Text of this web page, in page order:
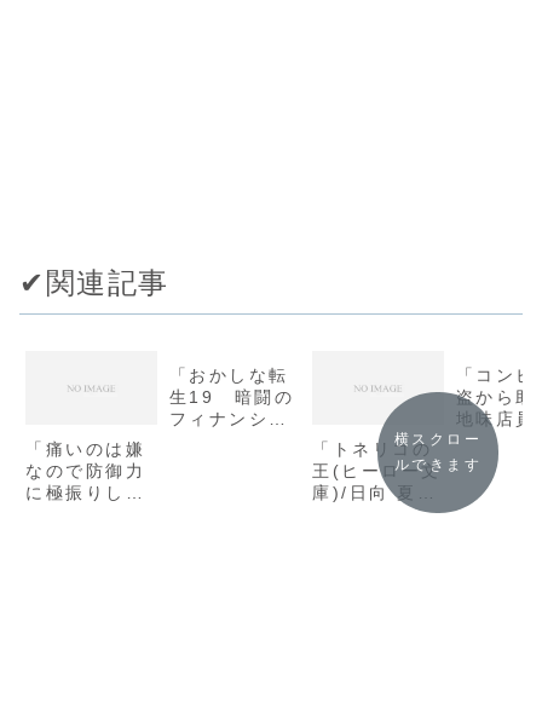
✔︎関連記事
「痛いのは嫌
なので防御力
に極振りした
「おかしな転
生19 暗闘の
フィナンシェ/
「トネリコの
王(ヒーロー文
庫)/日向 夏」
「コン
盗から助
地味店員
同じクラ
うぶで可
ギャル
(ファン
横スクロー
ルできます